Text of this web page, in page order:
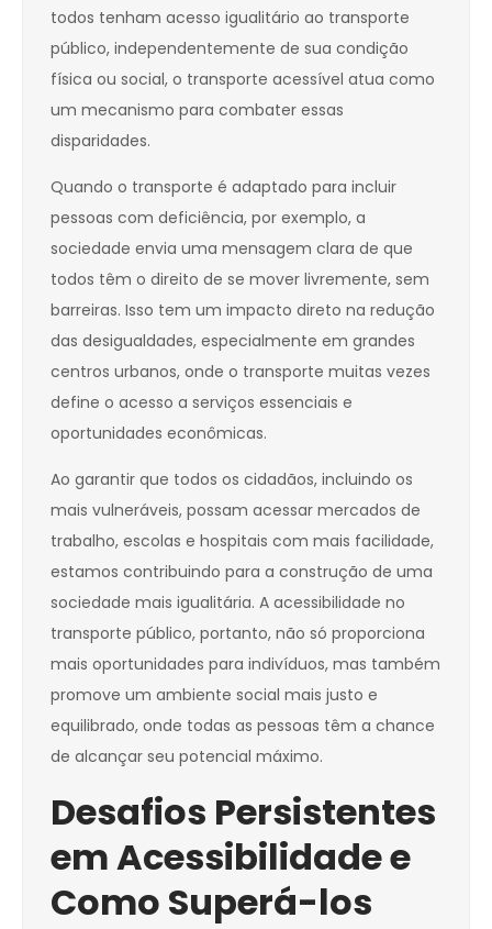
todos tenham acesso igualitário ao transporte
público, independentemente de sua condição
física ou social, o transporte acessível atua como
um mecanismo para combater essas
disparidades.
Quando o transporte é adaptado para incluir
pessoas com deficiência, por exemplo, a
sociedade envia uma mensagem clara de que
todos têm o direito de se mover livremente, sem
barreiras. Isso tem um impacto direto na redução
das desigualdades, especialmente em grandes
centros urbanos, onde o transporte muitas vezes
define o acesso a serviços essenciais e
oportunidades econômicas.
Ao garantir que todos os cidadãos, incluindo os
mais vulneráveis, possam acessar mercados de
trabalho, escolas e hospitais com mais facilidade,
estamos contribuindo para a construção de uma
sociedade mais igualitária. A acessibilidade no
transporte público, portanto, não só proporciona
mais oportunidades para indivíduos, mas também
promove um ambiente social mais justo e
equilibrado, onde todas as pessoas têm a chance
de alcançar seu potencial máximo.
Desafios Persistentes
em Acessibilidade e
Como Superá-los